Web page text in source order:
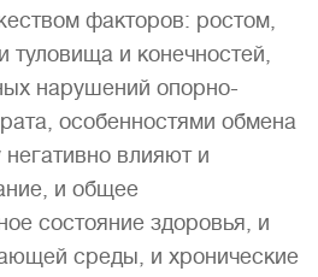
факторов: ростом,
туловища и конечностей,
нарушений опорно-
особенностями обмена
влияют и
и общее
состояние здоровья, и
среды, и хронические